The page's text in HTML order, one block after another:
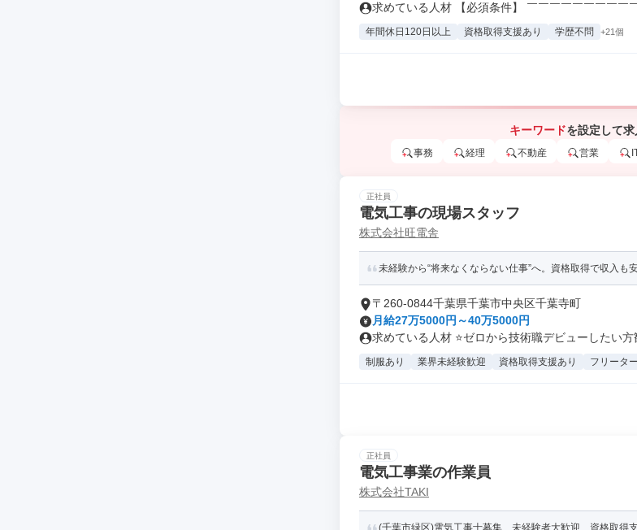
求めている人材 【必須条件】 ￣￣￣￣￣￣￣￣￣
年間休日120日以上 資格取得支援あり 学歴不問 +21個
キーワードを設定して
事務 経理 不動産 営業
正社員
電気工事の現場スタッフ
株式会社旺電舎
未経験から“将来なくならない仕事”へ。資格取得で収入も
〒260-0844千葉県千葉市中央区千葉寺町
月給27万5000円～40万5000円
求めている人材 ⭐ゼロから技術職デビューしたい方
制服あり 業界未経験歓迎 資格取得支援あり フリータ
正社員
電気工事業の作業員
株式会社TAKI
(千葉市緑区)電気工事士募集 未経験者大歓迎 資格取得